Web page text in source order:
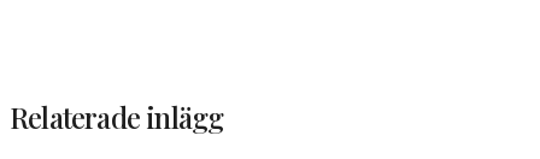
Relaterade inlägg